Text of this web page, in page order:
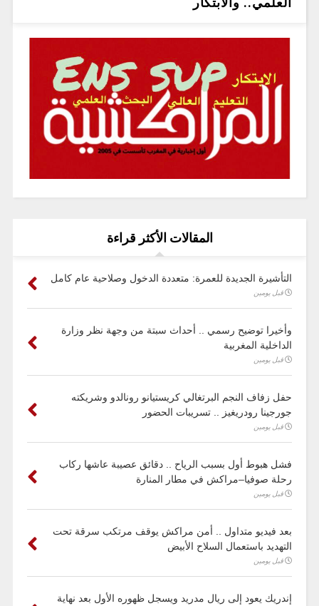
المقالات الأكثر قراءة
التأشيرة الجديدة للعمرة: متعددة الدخول وصلاحية عام كامل
قبل يومين
وأخيرا توضيح رسمي .. أحداث سبتة من وجهة نظر وزارة
الداخلية المغربية
قبل يومين
حفل زفاف النجم البرتغالي كريستيانو رونالدو وشريكته
جورجينا رودريغيز .. تسريبات الحضور
قبل يومين
فشل هبوط أول بسبب الرياح .. دقائق عصيبة عاشها ركاب
رحلة صوفيا–مراكش في مطار المنارة
قبل يومين
بعد فيديو متداول .. أمن مراكش يوقف مرتكب سرقة تحت
التهديد باستعمال السلاح الأبيض
قبل يومين
إندريك يعود إلى ريال مدريد ويسجل ظهوره الأول بعد نهاية